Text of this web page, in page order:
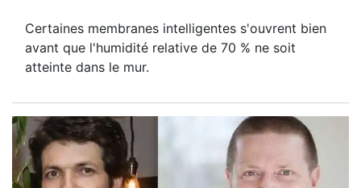
Certaines membranes intelligentes s'ouvrent bien
avant que l'humidité relative de 70 % ne soit
atteinte dans le mur.